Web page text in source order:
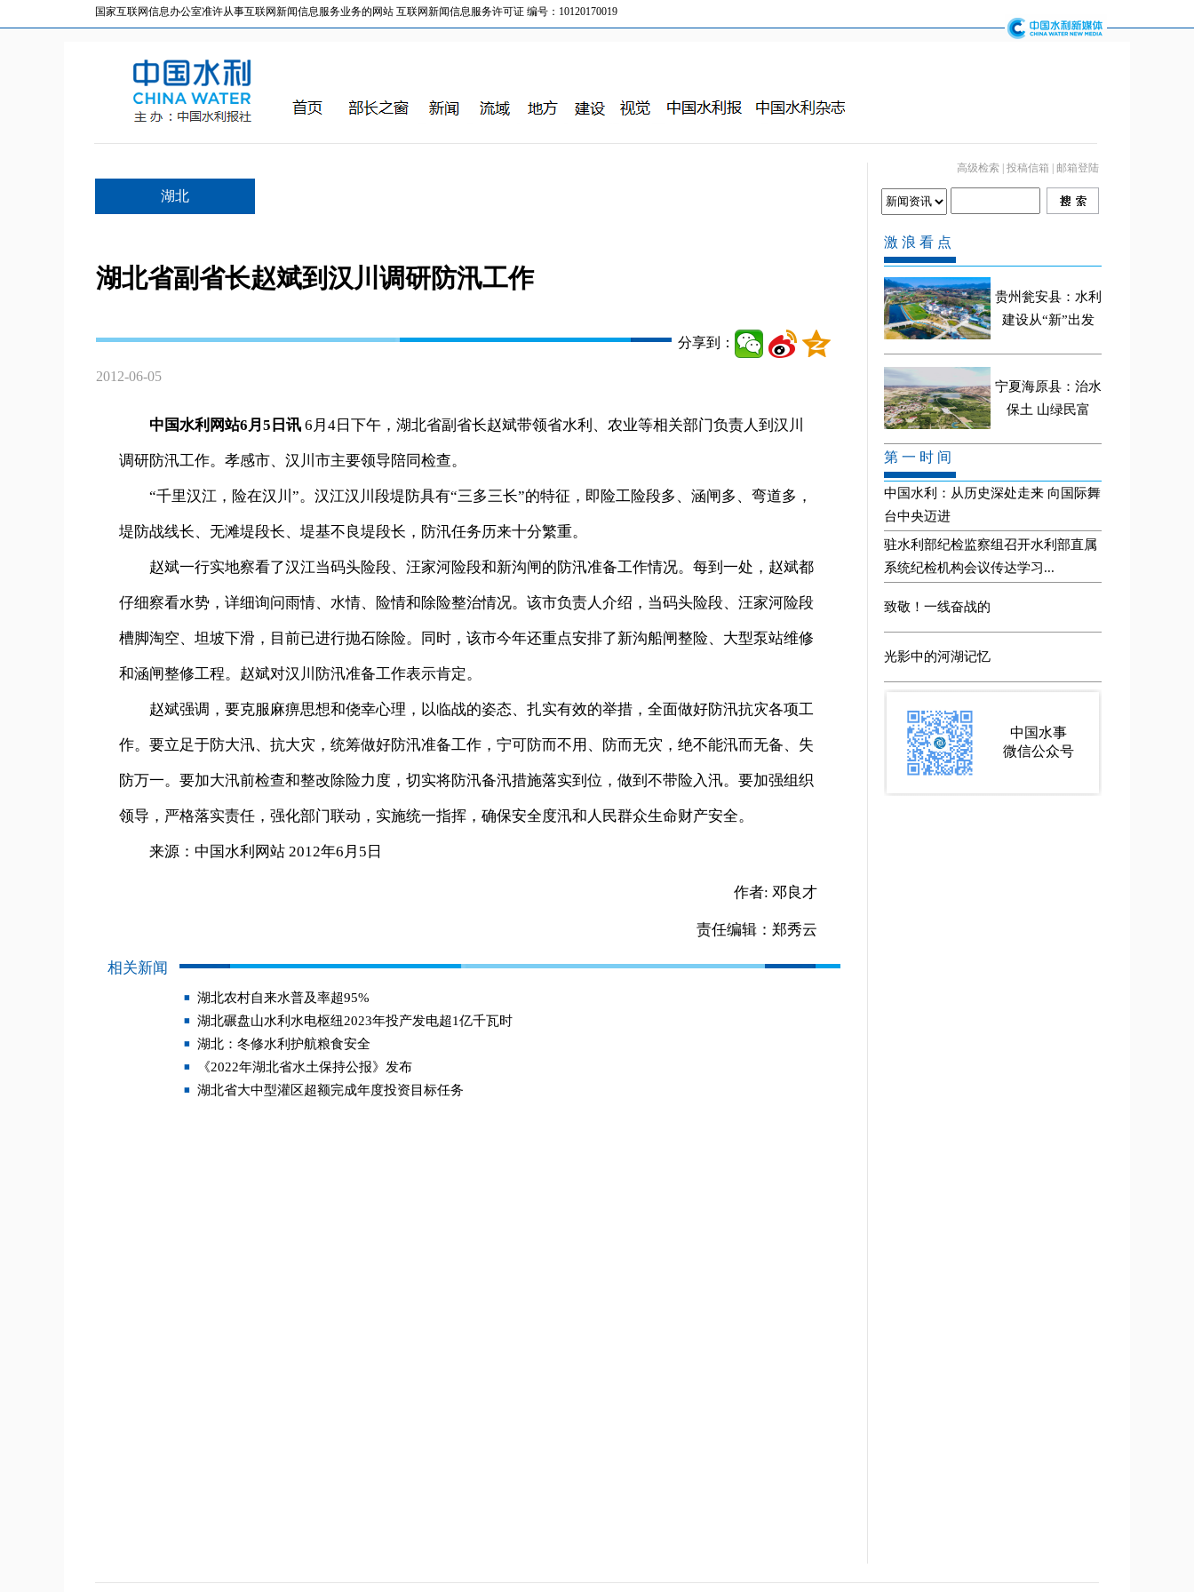
国家互联网信息办公室准许从事互联网新闻信息服务业务的网站 互联网新闻信息服务许可证 编号：10120170019
湖北
高级检索 投稿信箱 邮箱登陆
湖北省副省长赵斌到汉川调研防汛工作
分享到：
2012-06-05
中国水利网站6月5日讯 6月4日下午，湖北省副省长赵斌带领省水利、农业等相关部门负责人到汉川
调研防汛工作。孝感市、汉川市主要领导陪同检查。
“千里汉江，险在汉川”。汉江汉川段堤防具有“三多三长”的特征，即险工险段多、涵闸多、弯道多，
堤防战线长、无滩堤段长、堤基不良堤段长，防汛任务历来十分繁重。
赵斌一行实地察看了汉江当码头险段、汪家河险段和新沟闸的防汛准备工作情况。每到一处，赵斌都
仔细察看水势，详细询问雨情、水情、险情和除险整治情况。该市负责人介绍，当码头险段、汪家河险段
槽脚淘空、坦坡下滑，目前已进行抛石除险。同时，该市今年还重点安排了新沟船闸整险、大型泵站维修
和涵闸整修工程。赵斌对汉川防汛准备工作表示肯定。
赵斌强调，要克服麻痹思想和侥幸心理，以临战的姿态、扎实有效的举措，全面做好防汛抗灾各项工
作。要立足于防大汛、抗大灾，统筹做好防汛准备工作，宁可防而不用、防而无灾，绝不能汛而无备、失
防万一。要加大汛前检查和整改除险力度，切实将防汛备汛措施落实到位，做到不带险入汛。要加强组织
领导，严格落实责任，强化部门联动，实施统一指挥，确保安全度汛和人民群众生命财产安全。
来源：中国水利网站 2012年6月5日
作者: 邓良才
责任编辑：郑秀云
相关新闻
湖北农村自来水普及率超95%
湖北碾盘山水利水电枢纽2023年投产发电超1亿千瓦时
湖北：冬修水利护航粮食安全
《2022年湖北省水土保持公报》发布
湖北省大中型灌区超额完成年度投资目标任务